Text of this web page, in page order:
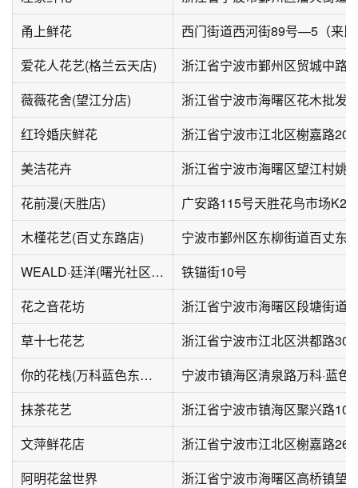
甬上鲜花
爱花人花艺(格兰云天店)
薇薇花舍(望江分店)
红玲婚庆鲜花
浙江省宁波市江北区榭嘉路
美洁花卉
花前漫(天胜店)
广安路115号天胜花鸟市场K21
木槿花艺(百丈东路店)
WEALD·廷洋(曙光社区西区店)
铁锚街10号
花之音花坊
草十七花艺
浙江省宁波市江北区洪都路
你的花栈(万科蓝色东方店)
宁波市镇海区清泉路万科·蓝色
抹茶花艺
浙江省宁波市镇海区聚兴路
文萍鲜花店
浙江省宁波市江北区榭嘉路
阿明花盆世界